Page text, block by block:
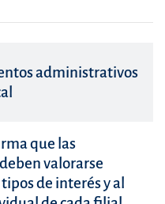
administrativos
que las
deben valorarse
de interés y al